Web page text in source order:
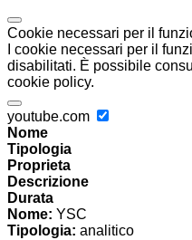
Cookie necessari per il
I cookie necessari per il
disabilitati. È possibile
cookie policy.
youtube.com
Nome
Tipologia
Proprieta
Descrizione
Durata
Nome: YSC
Tipologia: analitico